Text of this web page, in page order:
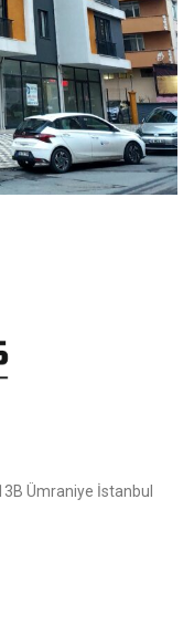
Ümraniye İstanbul